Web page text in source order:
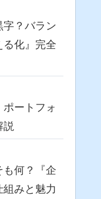
字？バラン
る化』完全
ートフォ
説
も何？『企
みと魅力